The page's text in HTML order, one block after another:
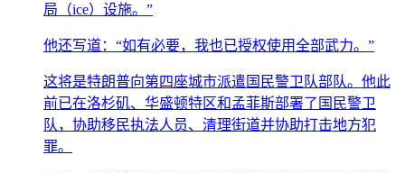
局（ice）设施。”
他还写道：“如有必要，我也已授权使用全部武力。”
这将是特朗普向第四座城市派遣国民警卫队部队。他此
前已在洛杉矶、华盛顿特区和孟菲斯部署了国民警卫
队，协助移民执法人员、清理街道并协助打击地方犯
罪。